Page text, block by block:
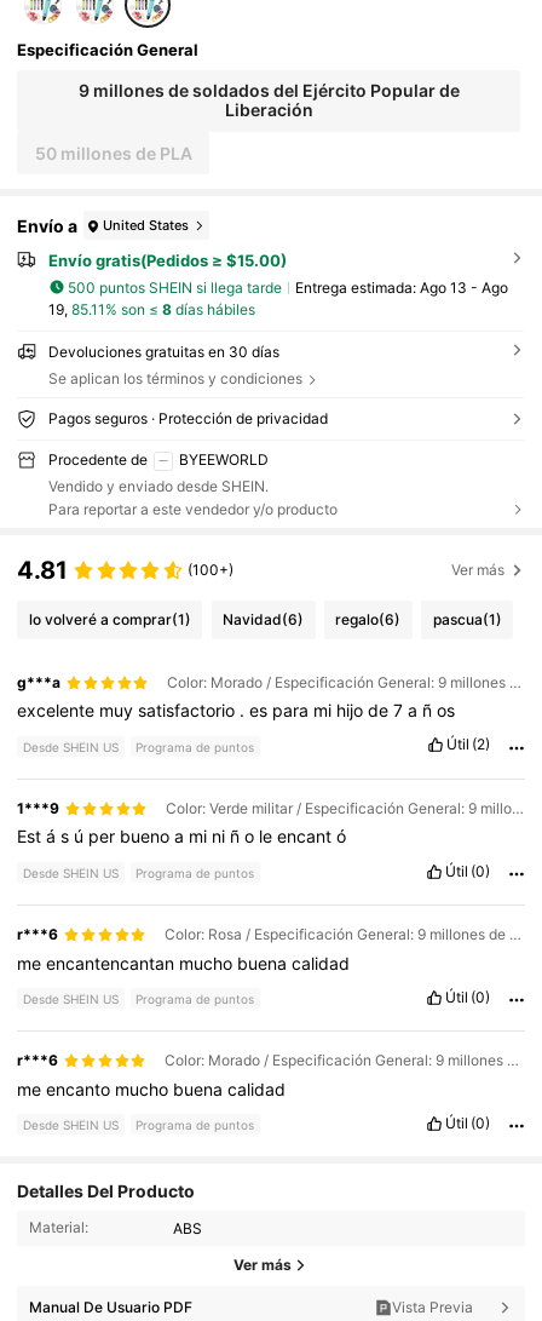
Especificación General
9 millones de soldados del Ejército Popular de
Liberación
50 millones de PLA
Envío a United States
Envío gratis(Pedidos ≥ $15.00)
500 puntos SHEIN si llega tarde Entrega estimada: Ago 13 - Ago
19, 85.11% son ≤ 8días hábiles
Devoluciones gratuitas en 30 días
Se aplican los términos y condiciones
Pagos seguros · Protección de privacidad
Procedente de
BYEEWORLD
Vendido y enviado desde SHEIN.
Para reportar a este vendedor y/o producto
4.81 (100+) Ver más
lo volveré a comprar(1) Navidad(6) regalo(6) pascua(1)
g***a Color: Morado / Especificación General: 9 millones de soldados del Ejército Popular de Liberación
excelente muysatisfactorio .es para mi hijode7a ños
Desde SHEIN US Programa de puntos Útil (2)
1***9 Color: Verde militar / Especificación General: 9 millones de soldados del Ejército Popular de Liberación
Estás ú per buenoa mi ni ño leencantó
Desde SHEIN US Programa de puntos Útil (0)
r***6 Color: Rosa / Especificación General: 9 millones de soldados del Ejército Popular de Liberación
meencantencantan mucho buenacalidad
Desde SHEIN US Programa de puntos Útil (0)
r***6 Color: Morado / Especificación General: 9 millones de soldados del Ejército Popular de Liberación
meencanto mucho buenacalidad
Desde SHEIN US Programa de puntos Útil (0)
Detalles Del Producto
Material: ABS
Ver más
Manual De Usuario PDF Vista Previa
167 Seguidores